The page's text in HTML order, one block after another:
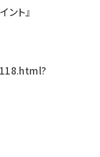
ト』